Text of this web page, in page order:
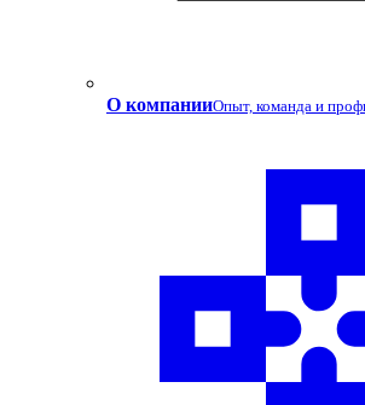
О компанииОпыт, команда и